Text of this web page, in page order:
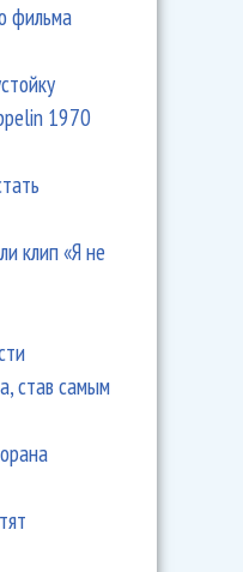
фильма
1970
клип «Я не
став самым